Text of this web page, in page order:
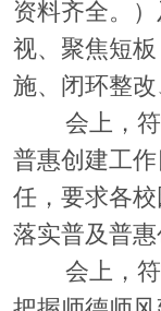
资料齐全。
视、聚焦短
施、闭环整改
会上，符
普惠创建工
任，要求各
落实普及普惠
会上，符